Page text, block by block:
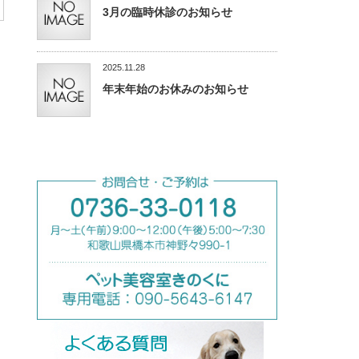
3月の臨時休診のお知らせ
2025.11.28
年末年始のお休みのお知らせ